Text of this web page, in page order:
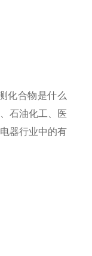
化合物是什么
石油化工、医
器行业中的有